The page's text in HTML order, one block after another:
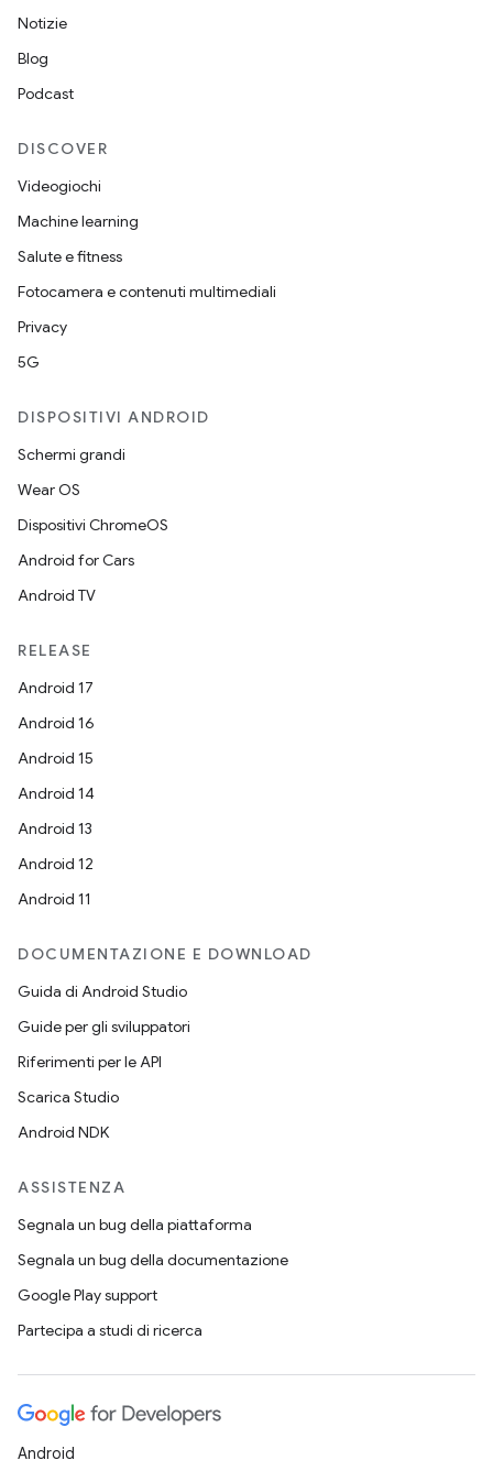
Notizie
Blog
Podcast
DISCOVER
Videogiochi
Machine learning
Salute e fitness
Fotocamera e contenuti multimediali
Privacy
5G
DISPOSITIVI ANDROID
Schermi grandi
Wear OS
Dispositivi ChromeOS
Android for Cars
Android TV
RELEASE
Android 17
Android 16
Android 15
Android 14
Android 13
Android 12
Android 11
DOCUMENTAZIONE E DOWNLOAD
Guida di Android Studio
Guide per gli sviluppatori
Riferimenti per le API
Scarica Studio
Android NDK
ASSISTENZA
Segnala un bug della piattaforma
Segnala un bug della documentazione
Google Play support
Partecipa a studi di ricerca
Android